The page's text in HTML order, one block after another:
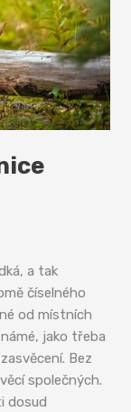
a tak
číselného
od místních
jako třeba
Bez
společných.
dosud